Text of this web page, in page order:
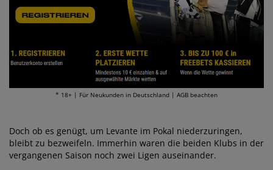
* 18+ | Für Neukunden in Deutschland | AGB beachten
Doch ob es genügt, um Levante im Pokal niederzuringen,
bleibt zu bezweifeln. Immerhin waren die beiden Klubs in der
vergangenen Saison noch zwei Ligen auseinander.